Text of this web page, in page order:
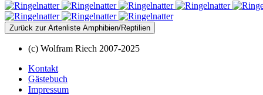
Zurück zur Artenliste Amphibien/Reptilien
(c) Wolfram Riech 2007-2025
Kontakt
Gästebuch
Impressum